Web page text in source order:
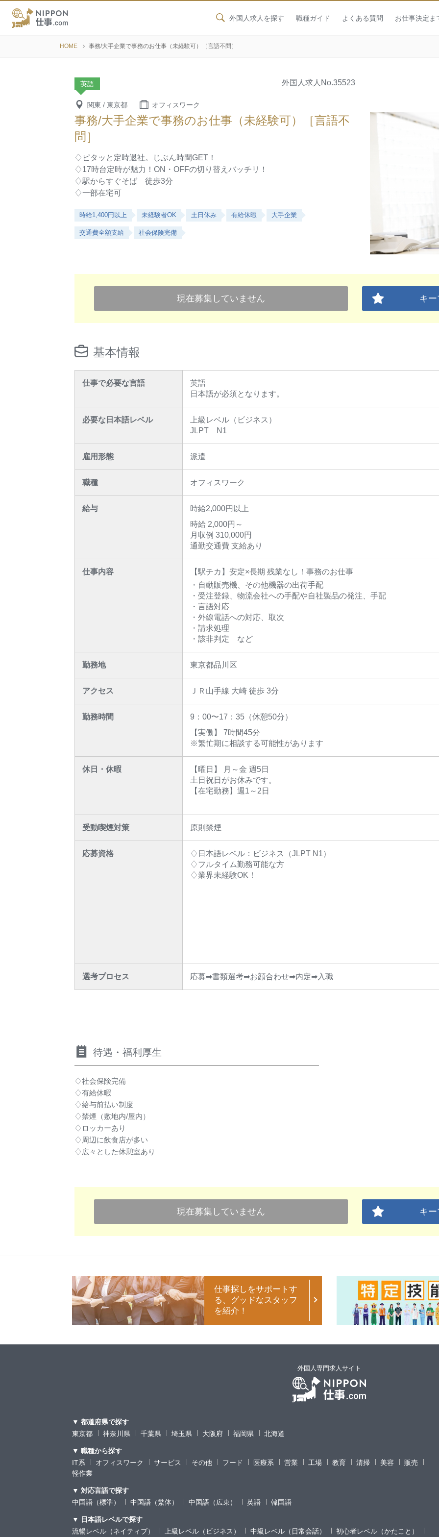
外国人求人を探す 職種ガイド よくある質問 お仕事決定ま
HOME 事務/大手企業で事務のお仕事（未経験可）［言語不問］
英語 外国人求人 No.35523
関東 / 東京都 オフィスワーク
事務/大手企業で事務のお仕事（未経験可）［言語不
問］
♢ピタッと定時退社。じぶん時間GET！
♢17時台定時が魅力！ON・OFFの切り替えバッチリ！
♢駅からすぐそば 徒歩3分
♢一部在宅可
時給1,400円以上 未経験者OK 土日休み 有給休暇 大手企業
交通費全額支給 社会保険完備
現在募集していません キー
基本情報
仕事で必要な言語
英語
日本語が必須となります。
必要な日本語レベル
上級レベル（ビジネス）
JLPT N1
雇用形態 派遣
職種 オフィスワーク
給与
時給2,000円以上
時給 2,000円～
月収例 310,000円
通勤交通費 支給あり
仕事内容
【駅チカ】安定×長期 残業なし！事務のお仕事
・自動販売機、その他機器の出荷手配
・受注登録、物流会社への手配や自社製品の発注、手配
・言語対応
・外線電話への対応、取次
・請求処理
・該非判定 など
勤務地 東京都品川区
アクセス ＪＲ山手線 大崎 徒歩 3分
勤務時間
9：00〜17：35（休憩50分）
【実働】 7時間45分
※繁忙期に相談する可能性があります
休日・休暇
【曜日】 月～金 週5日
土日祝日がお休みです。
【在宅勤務】週1～2日
受動喫煙対策 原則禁煙
応募資格
♢日本語レベル：ビジネス（JLPT N1）
♢フルタイム勤務可能な方
♢業界未経験OK！
選考プロセス 応募➡書類選考➡お顔合わせ➡内定➡入職
待遇・福利厚生
♢社会保険完備
♢有給休暇
♢給与前払い制度
♢禁煙（敷地内/屋内）
♢ロッカーあり
♢周辺に飲食店が多い
♢広々とした休憩室あり
現在募集していません キー
仕事探しをサポートす
る、グッドなスタッフ
を紹介！
外国人専門求人サイト
▼ 都道府県で探す
東京都
神奈川県 千葉県 埼玉県 大阪府 福岡県 北海道
▼ 職種から探す
IT系
オフィスワーク サービス その他 フード 医療系 営業 工場 教育 清掃 美容
販売
軽作業
▼ 対応言語で探す
中国語（標準）
中国語（繁体） 中国語（広東） 英語 韓国語
▼ 日本語レベルで探す
流暢レベル（ネイティブ）
上級レベル（ビジネス） 中級レベル（日常会話） 初心者レベル（かたこと）